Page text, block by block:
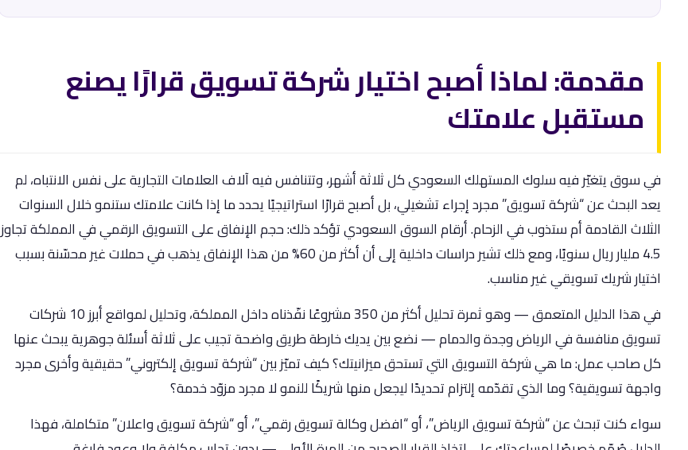
مقدمة: لماذا أصبح اختيار شركة تسويق قرارًا يصنع
مستقبل علامتك
في سوق يتغيّر فيه سلوك المستهلك السعودي كل ثلاثة أشهر، وتتنافس فيه آلاف العلامات التجارية على نفس الانتباه، لم
يعد البحث عن “شركة تسويق” مجرد إجراء تشغيلي، بل أصبح قرارًا استراتيجيًا يحدد ما إذا كانت علامتك ستنمو خلال السنوات
الثلاث القادمة أم ستذوب في الزحام. أرقام السوق السعودي تؤكد ذلك: حجم الإنفاق على التسويق الرقمي في المملكة تجاوز
4.5 مليار ريال سنويًا، ومع ذلك تشير دراسات داخلية إلى أن أكثر من 60% من هذا الإنفاق يذهب في حملات غير محسّنة بسبب
اختيار شريك تسويقي غير مناسب.
في هذا الدليل المتعمق — وهو ثمرة تحليل أكثر من 350 مشروعًا نفّذناه داخل المملكة، وتحليل لمواقع أبرز 10 شركات
تسويق منافسة في الرياض وجدة والدمام — نضع بين يديك خارطة طريق واضحة تجيب على ثلاثة أسئلة جوهرية يبحث عنها
كل صاحب عمل: ما هي شركة التسويق التي تستحق ميزانيتك؟ كيف تميّز بين “شركة تسويق إلكتروني” حقيقية وأخرى مجرد
واجهة تسويقية؟ وما الذي تقدّمه إلتزام تحديدًا ليجعل منها شريكًا للنمو لا مجرد مزوّد خدمة؟
سواء كنت تبحث عن “شركة تسويق الرياض”، أو “افضل وكالة تسويق رقمي”، أو “شركة تسويق واعلان” متكاملة، فهذا